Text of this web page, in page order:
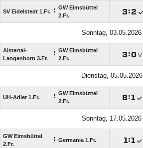
SV Eidelstedt 1.Fr. : GW Eimsbüttel
2.Fr.
:
Sonntag, 03.05.2026
Alstertal-
Langenhorn 3.Fr.
: GW Eimsbüttel
2.Fr.
: V
Dienstag, 05.05.2026
UH-Adler 1.Fr. : GW Eimsbüttel
2.Fr.
:
Sonntag, 17.05.2026
GW Eimsbüttel
2.Fr.
: Germania 1.Fr. :